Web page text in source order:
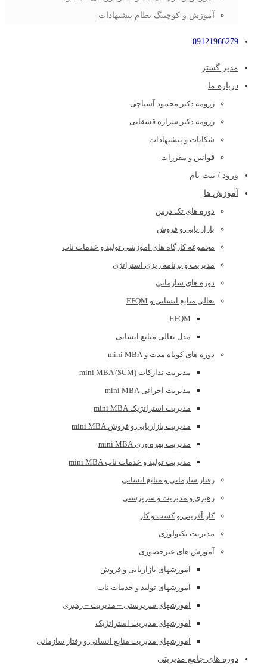
آموزش و کوچینگ نظام پیشنهادات
09121966279
مدیر گستر
درباره ما
رزومه دکتر محمود آسیاچی
رزومه دکتر شراره قشقایی
شکایات و پیشنهادات
قوانین و مقررات
ورود / ثبت نام
آموزش ها
دوره های تک درس
بازار یابی و فروش
مجموعه کارگاه های اموزشی تولید و خدمات ناب
مدیریت و برنامه ریزی استراتژی
دوره های سازمانی
تعالی منابع انسانی و EFQM
EFQM
مدل تعالی منابع انسانی
دوره های کوتاه مدت و mini MBA
مدیریت تدارکات (mini MBA (SCM
مدیریت اجرائی mini MBA
مدیریت استراتژیک mini MBA
مدیریت بازاریابی و فروش mini MBA
مدیریت بهره وری mini MBA
مدیریت تولید و خدمات ناب mini MBA
رفتار سازمانی و منابع انسانی
رهبری و مدیریت و سرپرستی
کار آفرینی و کسب و کار
مدیریت تکنولوژی
آموزش های غیرحضوری
آموزشهای بازاریابی و فروش
آموزشهای تولید و خدمات ناب
آموزشهای سرپرستی – مدیریت – رهبری
آموزشهای مدیریت استراتژیک
آموزشهای مدیریت منابع انسانی و رفتار سازمانی
دوره های جامع مدیریتی